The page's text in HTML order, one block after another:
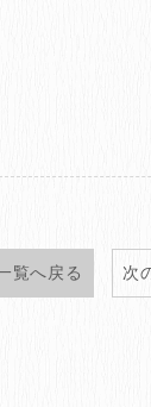
覧へ戻る 次